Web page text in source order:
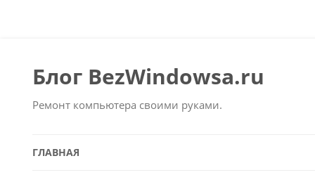
Блог BezWindowsa.ru
Ремонт компьютера своими руками.
ГЛАВНАЯ